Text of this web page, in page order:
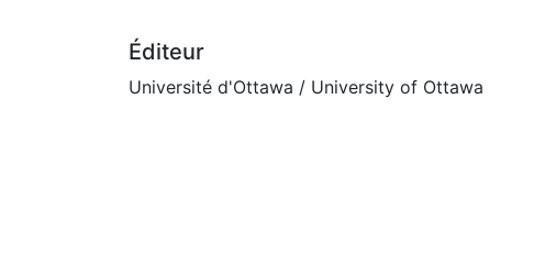
Éditeur
Université d'Ottawa / University of Ottawa